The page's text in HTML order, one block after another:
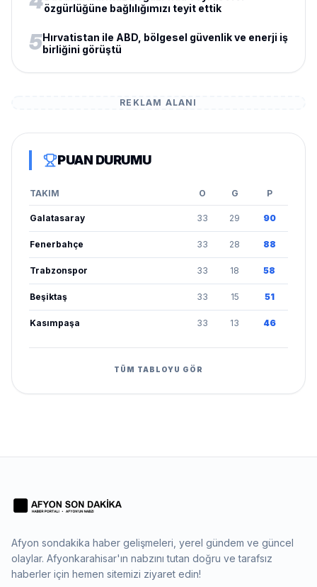
özgürlüğüne bağlılığımızı teyit ettik
5Hırvatistan ile ABD, bölgesel güvenlik ve enerji iş
birliğini görüştü
REKLAM ALANI
PUAN DURUMU
TAKIM O G P
Galatasaray 33 29 90
Fenerbahçe 33 28 88
Trabzonspor 33 18 58
Beşiktaş 33 15 51
Kasımpaşa 33 13 46
TÜM TABLOYU GÖR
Afyon sondakika haber gelişmeleri, yerel gündem ve güncel
olaylar. Afyonkarahisar'ın nabzını tutan doğru ve tarafsız
haberler için hemen sitemizi ziyaret edin!